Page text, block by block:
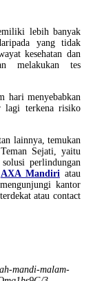
lebih banyak
yang tidak
kesehatan dan
melakukan tes
hari menyebabkan
lagi terkena risiko
lainnya, temukan
Sejati, yaitu
perlindungan
AXA Mandiri atau
kantor
atau contact
mandi-malam-